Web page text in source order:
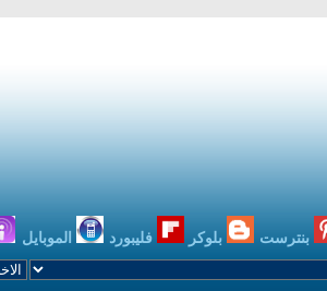
بنترست بلوكر فليبورد الموبايل